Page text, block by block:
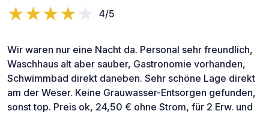
4/5
Wir waren nur eine Nacht da. Personal sehr freundlich,
Waschhaus alt aber sauber, Gastronomie vorhanden,
Schwimmbad direkt daneben. Sehr schöne Lage direkt
am der Weser. Keine Grauwasser-Entsorgen gefunden,
sonst top. Preis ok, 24,50 € ohne Strom, für 2 Erw. und